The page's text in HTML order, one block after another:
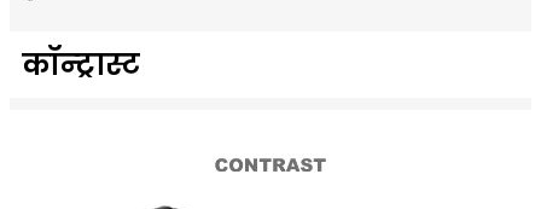
कॉन्ट्रास्ट